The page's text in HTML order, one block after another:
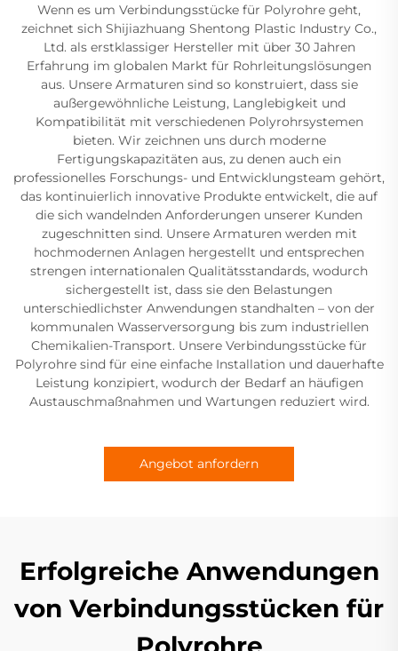
Wenn es um Verbindungsstücke für Polyrohre geht,
zeichnet sich Shijiazhuang Shentong Plastic Industry Co.,
Ltd. als erstklassiger Hersteller mit über 30 Jahren
Erfahrung im globalen Markt für Rohrleitungslösungen
aus. Unsere Armaturen sind so konstruiert, dass sie
außergewöhnliche Leistung, Langlebigkeit und
Kompatibilität mit verschiedenen Polyrohrsystemen
bieten. Wir zeichnen uns durch moderne
Fertigungskapazitäten aus, zu denen auch ein
professionelles Forschungs- und Entwicklungsteam gehört,
das kontinuierlich innovative Produkte entwickelt, die auf
die sich wandelnden Anforderungen unserer Kunden
zugeschnitten sind. Unsere Armaturen werden mit
hochmodernen Anlagen hergestellt und entsprechen
strengen internationalen Qualitätsstandards, wodurch
sichergestellt ist, dass sie den Belastungen
unterschiedlichster Anwendungen standhalten – von der
kommunalen Wasserversorgung bis zum industriellen
Chemikalien-Transport. Unsere Verbindungsstücke für
Polyrohre sind für eine einfache Installation und dauerhafte
Leistung konzipiert, wodurch der Bedarf an häufigen
Austauschmaßnahmen und Wartungen reduziert wird.
Angebot anfordern
Erfolgreiche Anwendungen
von Verbindungsstücken für